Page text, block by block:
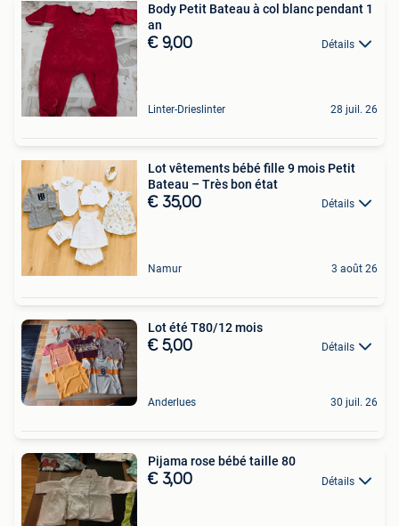
Body Petit Bateau à col blanc pendant 1
an
€ 9,00 Détails
Linter-Drieslinter 28 juil. 26
Lot vêtements bébé fille 9 mois Petit
Bateau – Très bon état
€ 35,00 Détails
Namur 3 août 26
Lot été T80/12 mois
€ 5,00 Détails
Anderlues 30 juil. 26
Pijama rose bébé taille 80
€ 3,00 Détails